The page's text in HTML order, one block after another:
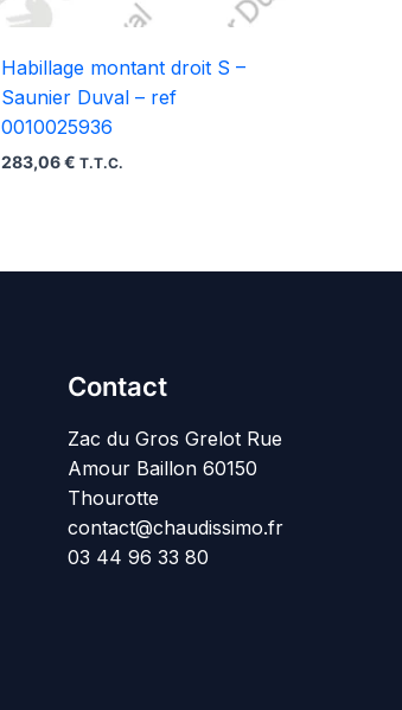
Habillage montant droit S –
Saunier Duval – ref
0010025936
283,06€ T.T.C.
Contact
Zac du Gros Grelot Rue
Amour Baillon 60150
Thourotte
contact@chaudissimo.fr
03 44 96 33 80